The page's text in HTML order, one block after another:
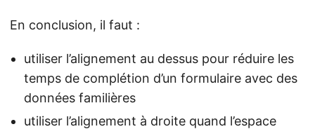
En conclusion, il faut :
utiliser l’alignement au dessus pour réduire les
temps de complétion d’un formulaire avec des
données familières
utiliser l’alignement à droite quand l’espace